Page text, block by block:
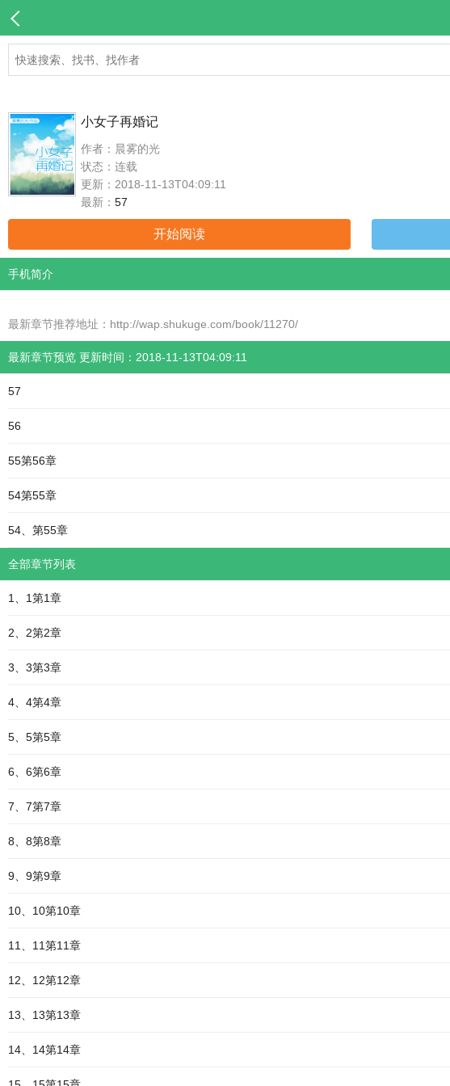
小女子再婚记
作者：晨雾的光
状态：连载
更新：2018-11-13T04:09:11
最新： 57
开始阅读
手机简介
最新章节推荐地址：http://wap.shukuge.com/book/11270/
最新章节预览 更新时间：2018-11-13T04:09:11
57
56
55第56章
54第55章
54、第55章
全部章节列表
1、1第1章
2、2第2章
3、3第3章
4、4第4章
5、5第5章
6、6第6章
7、7第7章
8、8第8章
9、9第9章
10、10第10章
11、11第11章
12、12第12章
13、13第13章
14、14第14章